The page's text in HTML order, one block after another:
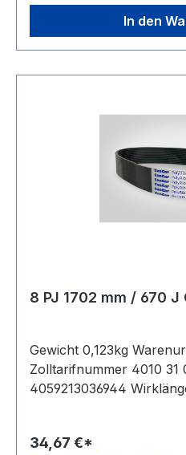
In den
8 PJ 1702 mm / 670 J
Gewicht 0,123kg
Zolltarifnummer 4010 31
4059213036944
1813 Norm DIN 7867
34,67 €*